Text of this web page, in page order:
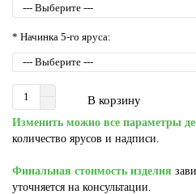
* Начинка 5-го яруса:
В корзину
Изменить можно все параметры
количество ярусов и надписи.
Финальная стоимость изделия
уточняется на консультации.